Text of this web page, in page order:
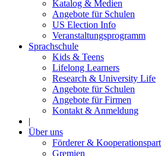
Katalog & Medien
Angebote für Schulen
US Election Info
Veranstaltungsprogramm
Sprachschule
Kids & Teens
Lifelong Learners
Research & University Life
Angebote für Schulen
Angebote für Firmen
Kontakt & Anmeldung
|
Über uns
Förderer &
Gremien